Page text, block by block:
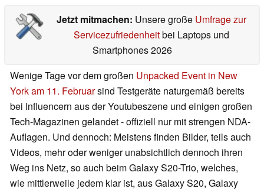
Jetzt mitmachen: Unsere große Umfrage zur
Servicezufriedenheitbei Laptops und
Smartphones 2026
Wenige Tage vor dem großen Unpacked Event in New
York am 11. Februarsind Testgeräte naturgemäß bereits
bei Influencern aus der Youtubeszene und einigen großen
Tech-Magazinen gelandet - offiziell nur mit strengen NDA-
Auflagen. Und dennoch: Meistens finden Bilder, teils auch
Videos, mehr oder weniger unabsichtlich dennoch ihren
Weg ins Netz, so auch beim Galaxy S20-Trio, welches,
wie mittlerweile jedem klar ist, aus Galaxy S20, Galaxy